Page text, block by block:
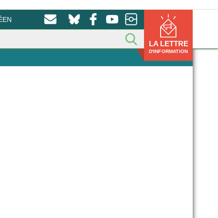
LA LETTRE
D'INFORMATION